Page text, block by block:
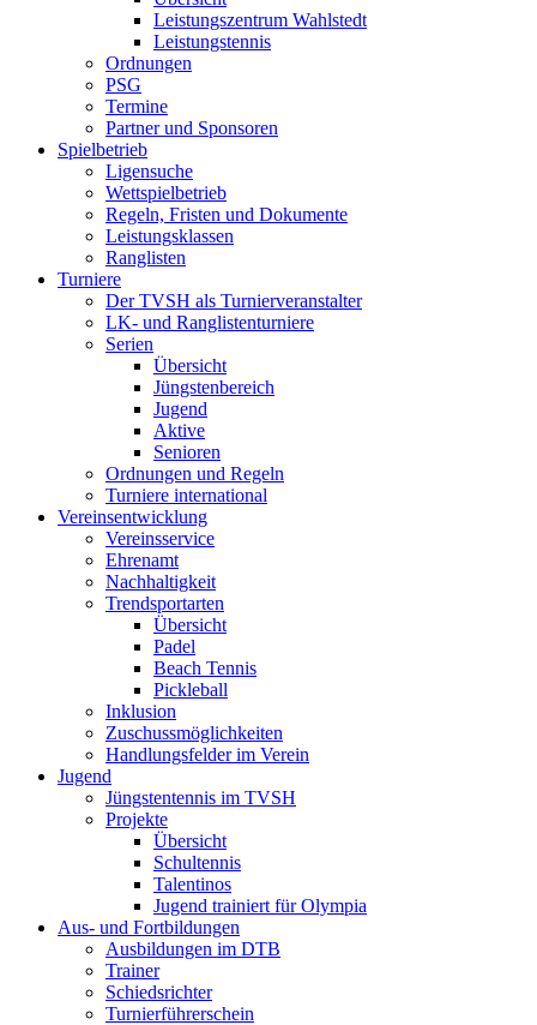
Leistungszentrum Wahlstedt
Leistungstennis
Ordnungen
PSG
Termine
Partner und Sponsoren
Spielbetrieb
Ligensuche
Wettspielbetrieb
Regeln, Fristen und Dokumente
Leistungsklassen
Ranglisten
Turniere
Der TVSH als Turnierveranstalter
LK- und Ranglistenturniere
Serien
Übersicht
Jüngstenbereich
Jugend
Aktive
Senioren
Ordnungen und Regeln
Turniere international
Vereinsentwicklung
Vereinsservice
Ehrenamt
Nachhaltigkeit
Trendsportarten
Übersicht
Padel
Beach Tennis
Pickleball
Inklusion
Zuschussmöglichkeiten
Handlungsfelder im Verein
Jugend
Jüngstentennis im TVSH
Projekte
Übersicht
Schultennis
Talentinos
Jugend trainiert für Olympia
Aus- und Fortbildungen
Ausbildungen im DTB
Trainer
Schiedsrichter
Turnierführerschein